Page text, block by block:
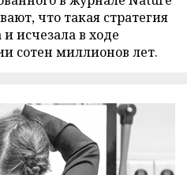
что такая стратегия
исчезала в ходе
сотен миллионов лет.